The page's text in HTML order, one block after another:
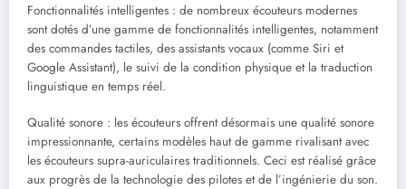
Fonctionnalités intelligentes : de nombreux écouteurs modernes
sont dotés d’une gamme de fonctionnalités intelligentes, notamment
des commandes tactiles, des assistants vocaux (comme Siri et
Google Assistant), le suivi de la condition physique et la traduction
linguistique en temps réel.
Qualité sonore : les écouteurs offrent désormais une qualité sonore
impressionnante, certains modèles haut de gamme rivalisant avec
les écouteurs supra-auriculaires traditionnels. Ceci est réalisé grâce
aux progrès de la technologie des pilotes et de l’ingénierie du son.